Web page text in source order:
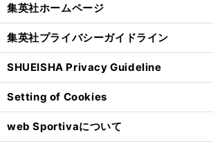
集英社ホームページ
集英社プライバシーガイドライン
SHUEISHA Privacy Guideline
Setting of Cookies
web Sportivaについて